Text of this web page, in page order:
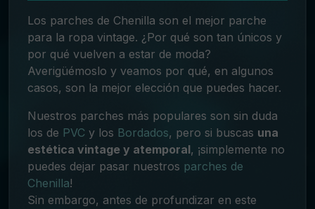
Los parches de Chenilla son el mejor parche
para la ropa vintage. ¿Por qué son tan únicos y
por qué vuelven a estar de moda?
Averigüémoslo y veamos por qué, en algunos
casos, son la mejor elección que puedes hacer.
Nuestros parches más populares son sin duda
los de PVC y los Bordados, pero si buscas una
estética vintage y atemporal, ¡simplemente no
puedes dejar pasar nuestros parches de
Chenilla!
Sin embargo, antes de profundizar en este